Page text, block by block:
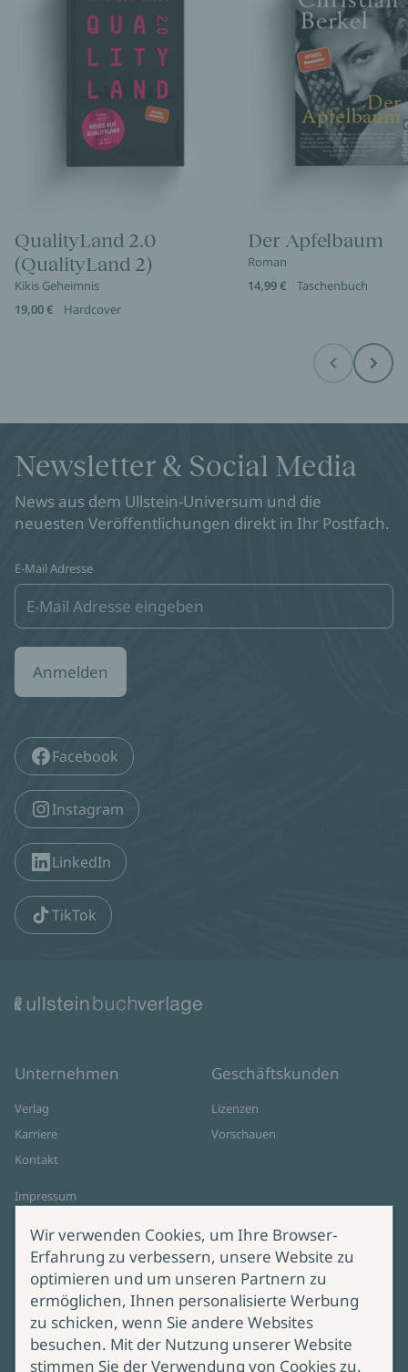
QualityLand 2.0
(QualityLand 2)
Kikis Geheimnis
19,00 €
Hardcover
Der Apfelbaum
Roman
14,99 €
Taschenbuch
Before Next
Newsletter & Social Media
News aus dem Ullstein-Universum und die
neuesten Veröffentlichungen direkt in Ihr Postfach.
E-Mail Adresse
Anmelden
Facebook
Instagram
LinkedIn
TikTok
Unternehmen
Verlag
Karriere
Kontakt
Impressum
Cookie-Einstellungen
AGB Online Shop
Geschäftskunden
Lizenzen
Vorschauen
Service
Lieferung & Versand
Produktsicherheit
Bei Fragen zur Produktsicherheit
Wir verwenden Cookies, um Ihre Browser-
Erfahrung zu verbessern, unsere Website zu
optimieren und um unseren Partnern zu
ermöglichen, Ihnen personalisierte Werbung
zu schicken, wenn Sie andere Websites
besuchen. Mit der Nutzung unserer Website
stimmen Sie der Verwendung von Cookies zu.